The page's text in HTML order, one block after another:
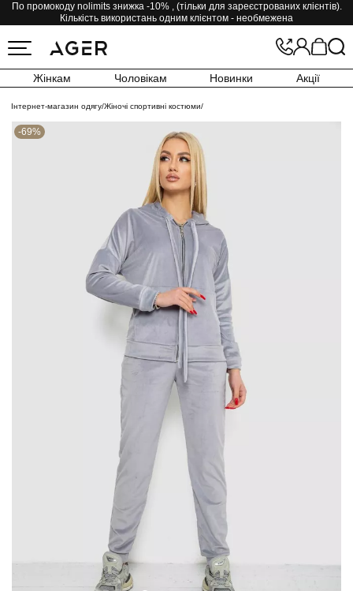
По промокоду nolimits знижка -10% , (тільки для зареєстрованих клієнтів).
Кількість використань одним клієнтом - необмежена
Жінкам Чоловікам Новинки Акції
Інтернет-магазин одягу/Жіночі спортивні костюми/
-69%